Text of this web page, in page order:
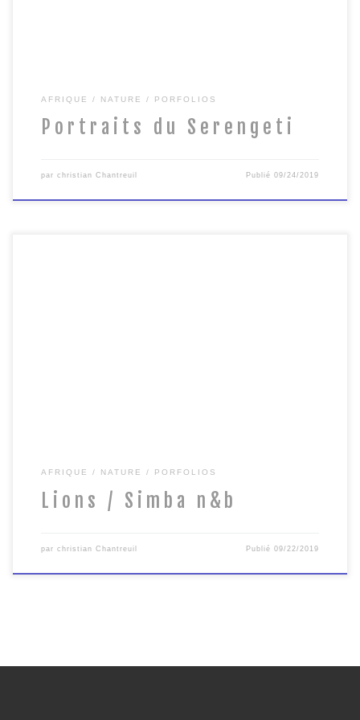
AFRIQUE NATURE PORFOLIOS
Portraits du Serengeti
par christian Chantreuil Publié09/24/2019
AFRIQUE NATURE PORFOLIOS
Lions / Simba n&b
par christian Chantreuil Publié09/22/2019